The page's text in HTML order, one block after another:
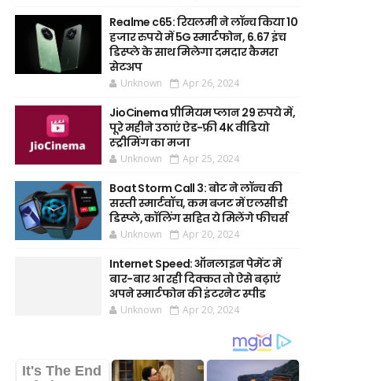
Realme c65: रियलमी ने लॉन्च किया 10
हजार रुपये में 5G स्मार्टफोन, 6.67 इंच
डिस्प्ले के साथ मिलेगा दमदार कैमरा
सेटअप
Unknown Apr 26, 2024
JioCinema प्रीमियम प्लान 29 रुपये में,
पूरे महीने उठाएं ऐड-फ्री 4K वीडियो
स्ट्रीमिंग का मजा
Unknown Apr 25, 2024
Boat Storm Call 3: बोट ने लॉन्च की
सस्ती स्मार्टवॉच, कम बजट में एलसीडी
डिस्प्ले, कॉलिंग सहित ये मिलेंगे फीचर्स
Unknown Apr 20, 2024
Internet Speed: ऑनलाइन पेमेंट में
बार-बार आ रही दिक्कत तो ऐसे बढ़ाएं
अपने स्मार्टफोन की इंटरनेट स्पीड
Unknown Apr 20, 2024